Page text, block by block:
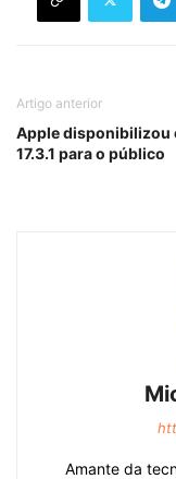
Artigo anterior
Apple disponibilizou
17.3.1 para o público
Amante da